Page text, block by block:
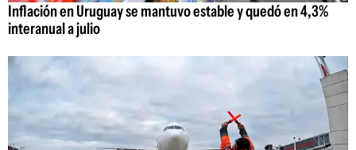
Inflación en Uruguay se mantuvo estable y quedó en 4,3%
interanual a julio